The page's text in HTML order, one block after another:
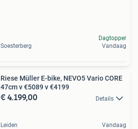
Soesterberg
Dagtopper
Vandaag
Riese Müller E-bike, NEVO5 Vario CORE
47cm v €5089 v €4199
€ 4.199,00 Details
Leiden Vandaag